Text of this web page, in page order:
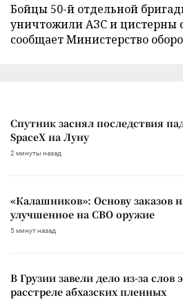
Бойцы 50-й отдельной
уничтожили АЗС и цистерны
сообщает Министерство
Спутник заснял последствия
SpaceX на Луну
2 минуты назад
«Калашников»: Основу заказов
улучшенное на СВО оружие
5 минут назад
В Грузии завели дело из-за слов
расстреле абхазских пленных